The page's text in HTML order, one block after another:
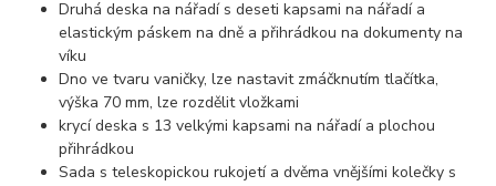
Druhá deska na nářadí s deseti kapsami na nářadí a
elastickým páskem na dně a přihrádkou na dokumenty na
víku
Dno ve tvaru vaničky, lze nastavit zmáčknutím tlačítka,
výška 70 mm, lze rozdělit vložkami
krycí deska s 13 velkými kapsami na nářadí a plochou
přihrádkou
Sada s teleskopickou rukojetí a dvěma vnějšími kolečky s